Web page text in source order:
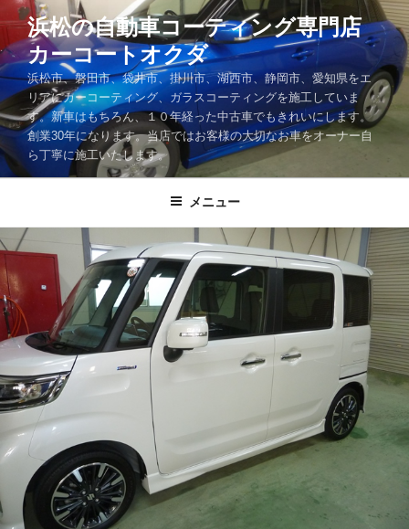
ン
テ
ン
ツ
へ
ス
キ
浜松の自動車コーティング専門店
カーコートオクダ
浜松市、磐田市、袋井市、掛川市、湖西市、静岡市、愛知県をエ
リアにカーコーティング、ガラスコーティングを施工していま
す。新車はもちろん、１０年経った中古車でもきれいにします。
創業30年になります。当店ではお客様の大切なお車をオーナー自
ら丁寧に施工いたします。
メニュー